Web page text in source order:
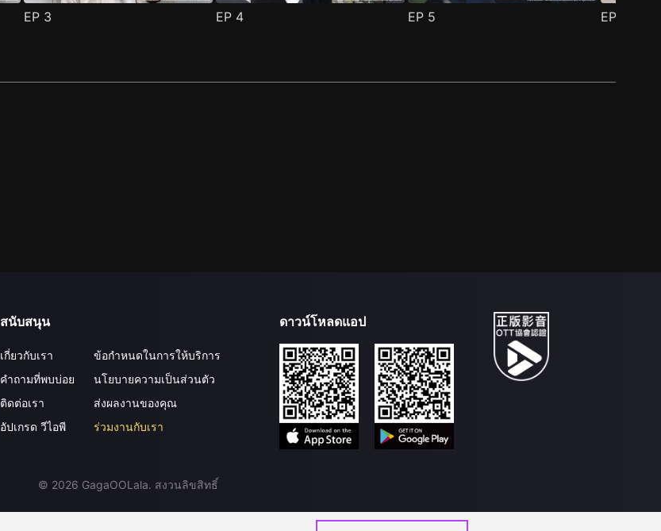
EP 3 EP 4 EP 5 EP
สนับสนุน
เกี่ยวกับเรา
คำถามที่พบบ่อย
ติดต่อเรา
อัปเกรด วีไอพี
ข้อกำหนดในการให้บริการ
นโยบายความเป็นส่วนตัว
ส่งผลงานของคุณ
ร่วมงานกับเรา
ดาวน์โหลดแอป
© 2026 GagaOOLala. สงวนลิขสิทธิ์